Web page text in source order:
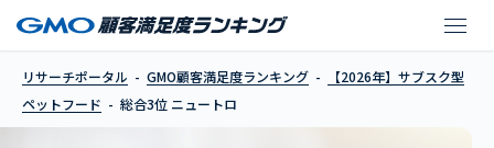
リサーチポータル GMO顧客満足度ランキング
【2026年】サブスク型
ペットフード
総合3位 ニュートロ